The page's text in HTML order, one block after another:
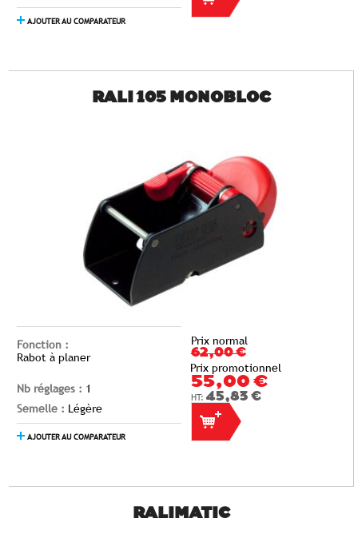
AJOUTER AU COMPARATEUR
RALI 105 MONOBLOC
Fonction :
Rabot à planer
Nb réglages : 1
Semelle : Légère
AJOUTER AU COMPARATEUR
Prix normal
62,00 €
Prix promotionnel
55,00 €
45,83 €
RALIMATIC